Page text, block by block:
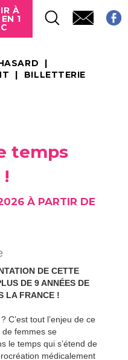
À
1
BILLETTERIE
temps
À PARTIR DE
DE CETTE
DE 9 ANNÉES DE
LA FRANCE !
C’est tout l’enjeu de ce
femmes se
le temps qui s’étend de
médicalement